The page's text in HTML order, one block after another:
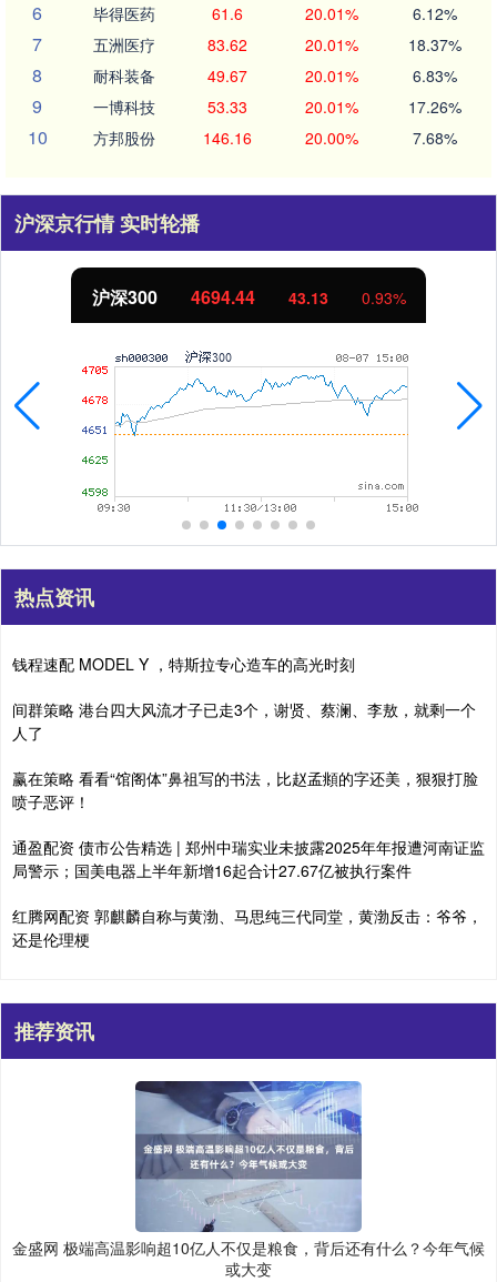
6 毕得医药 61.6 20.01% 6.12%
7 五洲医疗 83.62 20.01% 18.37%
8 耐科装备 49.67 20.01% 6.83%
9 一博科技 53.33 20.01% 17.26%
10 方邦股份 146.16 20.00% 7.68%
沪深京行情 实时轮播
北证50 1134.24 11.37 1.01%
热点资讯
钱程速配 MODEL Y ，特斯拉专心造车的高光时刻
间群策略 港台四大风流才子已走3个，谢贤、蔡澜、李敖，就剩一个
人了
赢在策略 看看“馆阁体”鼻祖写的书法，比赵孟頫的字还美，狠狠打脸
喷子恶评！
通盈配资 债市公告精选 | 郑州中瑞实业未披露2025年年报遭河南证监
局警示；国美电器上半年新增16起合计27.67亿被执行案件
红腾网配资 郭麒麟自称与黄渤、马思纯三代同堂，黄渤反击：爷爷，
还是伦理梗
推荐资讯
金盛网 极端高温影响超10亿人不仅是粮食，背后还有什么？今年气候
或大变